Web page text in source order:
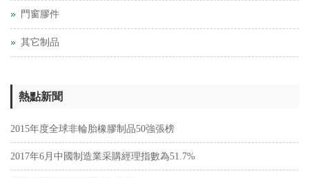
門窗膠件
其它制品
熱點新聞
2015年度全球非輪胎橡膠制品50強張榜
2017年6月中國制造業采購經理指數為51.7%